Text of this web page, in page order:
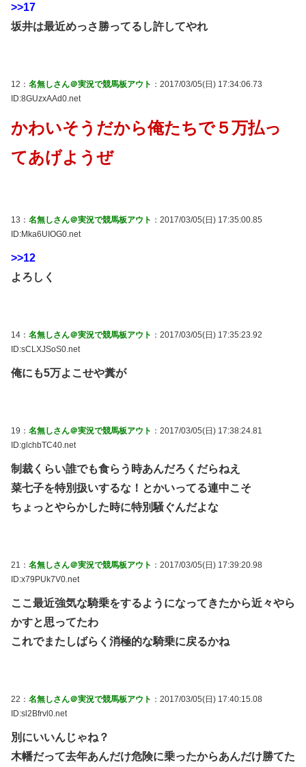
>>17
坂井は最近めっさ勝ってるし許してやれ
12： 名無しさん＠実況で競馬板アウト ：2017/03/05(日) 17:34:06.73
ID:8GUzxAAd0.net
かわいそうだから俺たちで５万払っ
てあげようぜ
13： 名無しさん＠実況で競馬板アウト ：2017/03/05(日) 17:35:00.85
ID:Mka6UIOG0.net
>>12
よろしく
14： 名無しさん＠実況で競馬板アウト ：2017/03/05(日) 17:35:23.92
ID:sCLXJSoS0.net
俺にも5万よこせや糞が
19： 名無しさん＠実況で競馬板アウト ：2017/03/05(日) 17:38:24.81
ID:glchbTC40.net
制裁くらい誰でも食らう時あんだろくだらねえ
菜七子を特別扱いするな！とかいってる連中こそ
ちょっとやらかした時に特別騒ぐんだよな
21： 名無しさん＠実況で競馬板アウト ：2017/03/05(日) 17:39:20.98
ID:x79PUk7V0.net
ここ最近強気な騎乗をするようになってきたから近々やら
かすと思ってたわ
これでまたしばらく消極的な騎乗に戻るかね
22： 名無しさん＠実況で競馬板アウト ：2017/03/05(日) 17:40:15.08
ID:sl2Bfrvl0.net
別にいいんじゃね？
木幡だって去年あんだけ危険に乗ったからあんだけ勝てた